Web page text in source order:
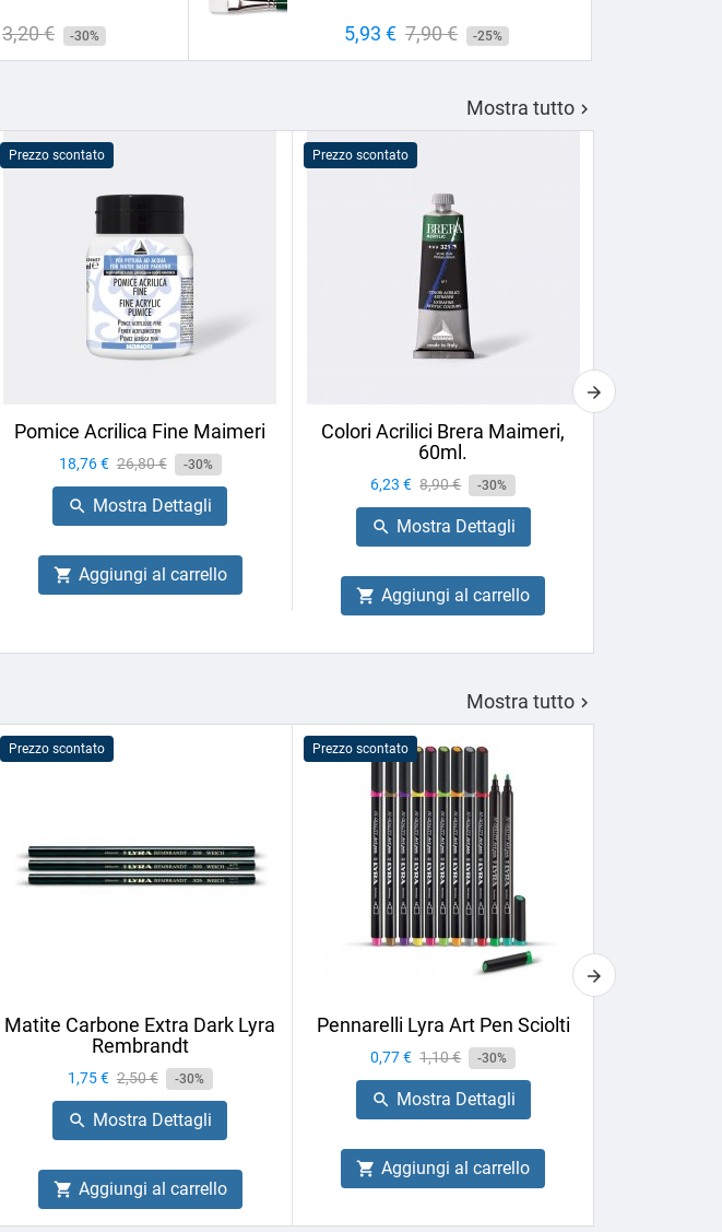
Prezzo
base
3,20 € -30% Prezzo
5,93 € Prezzo
base
7,90 € -25%
Mostra tutto 
Prezzo scontato
Pomice Acrilica Fine Maimeri
Prezzo
18,76 € Prezzo
base
26,80 € -30%
 Mostra Dettagli
 Aggiungi al carrello
Prezzo scontato
Colori Acrilici Brera Maimeri,
60ml.
Prezzo
6,23 € Prezzo
base
8,90 € -30%
 Mostra Dettagli
 Aggiungi al carrello
Mostra tutto 
Prezzo scontato
Matite Carbone Extra Dark Lyra
Rembrandt
Prezzo
1,75 € Prezzo
base
2,50 € -30%
 Mostra Dettagli
 Aggiungi al carrello
Prezzo scontato
Pennarelli Lyra Art Pen Sciolti
Prezzo
0,77 € Prezzo
base
1,10 € -30%
 Mostra Dettagli
 Aggiungi al carrello